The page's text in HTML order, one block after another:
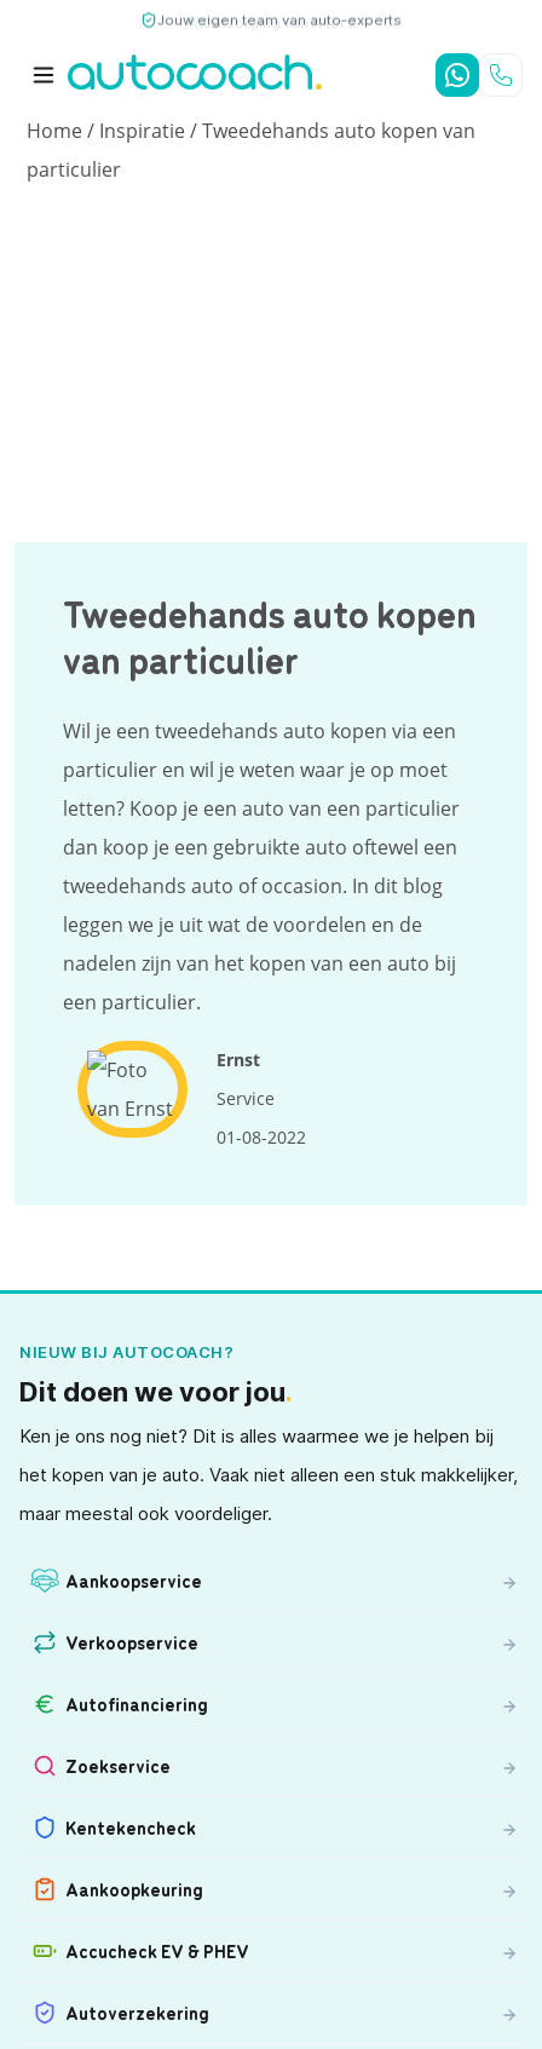
9,7/10 4,8/5
Jouw eigen team van auto-experts
Home/ Inspiratie/Tweedehands auto kopen van
particulier
Tweedehands auto kopen
van particulier
Wil je een tweedehands auto kopen via een
particulier en wil je weten waar je op moet
letten? Koop je een auto van een particulier
dan koop je een gebruikte auto oftewel een
tweedehands auto of occasion. In dit blog
leggen we je uit wat de voordelen en de
nadelen zijn van het kopen van een auto bij
een particulier.
Ernst
Service
01-08-2022
NIEUW BIJ AUTOCOACH?
Dit doen we voor jou.
Ken je ons nog niet? Dit is alles waarmee we je helpen bij
het kopen van je auto. Vaak niet alleen een stuk makkelijker,
maar meestal ook voordeliger.
Aankoopservice
Verkoopservice
Autofinanciering
Zoekservice
Kentekencheck
Aankoopkeuring
Accucheck EV & PHEV
Autoverzekering